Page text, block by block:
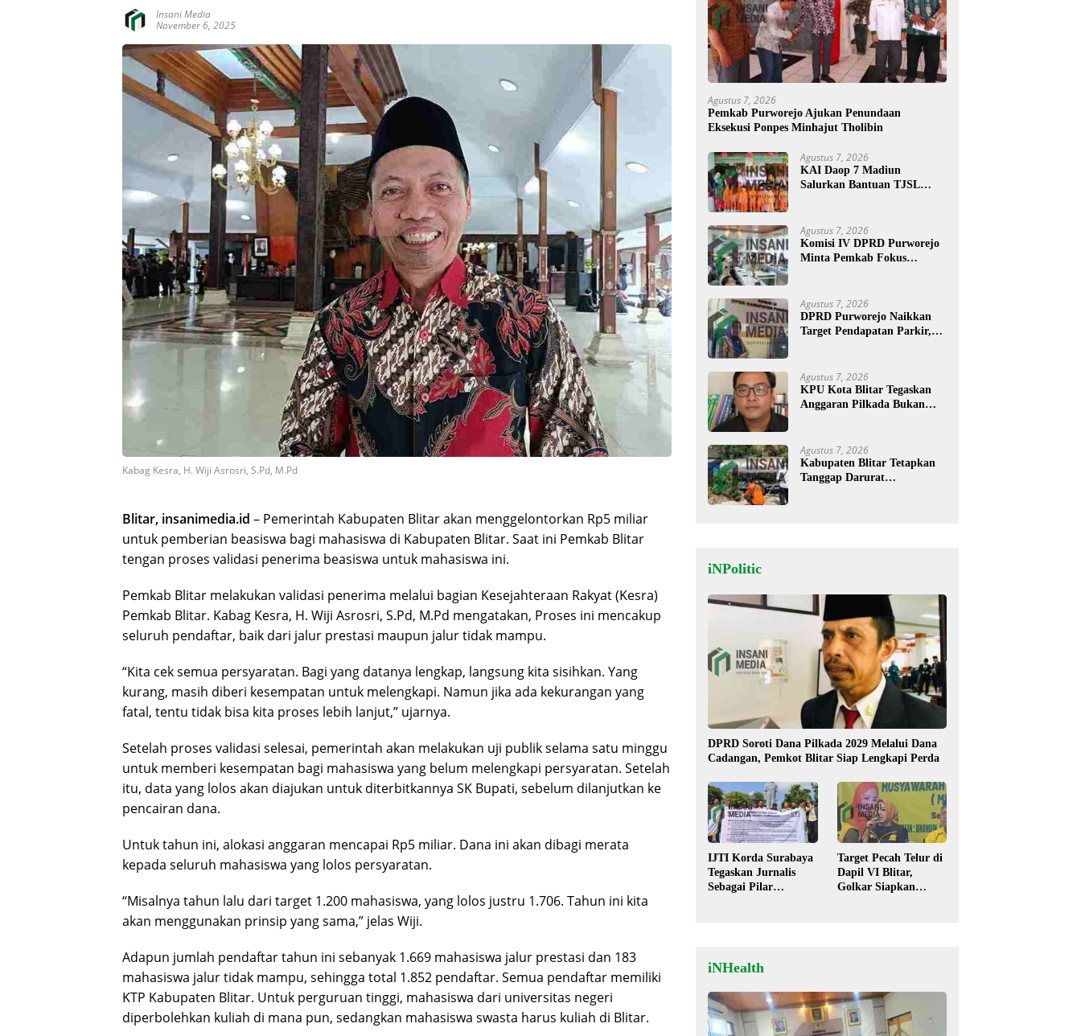
Insani Media
November 6, 2025
Kabag Kesra, H. Wiji Asrosri, S.Pd, M.Pd
Blitar, insanimedia.id – Pemerintah Kabupaten Blitar akan menggelontorkan Rp5 miliar
untuk pemberian beasiswa bagi mahasiswa di Kabupaten Blitar. Saat ini Pemkab Blitar
tengan proses validasi penerima beasiswa untuk mahasiswa ini.
Pemkab Blitar melakukan validasi penerima melalui bagian Kesejahteraan Rakyat (Kesra)
Pemkab Blitar. Kabag Kesra, H. Wiji Asrosri, S.Pd, M.Pd mengatakan, Proses ini mencakup
seluruh pendaftar, baik dari jalur prestasi maupun jalur tidak mampu.
“Kita cek semua persyaratan. Bagi yang datanya lengkap, langsung kita sisihkan. Yang
kurang, masih diberi kesempatan untuk melengkapi. Namun jika ada kekurangan yang
fatal, tentu tidak bisa kita proses lebih lanjut,” ujarnya.
Setelah proses validasi selesai, pemerintah akan melakukan uji publik selama satu minggu
untuk memberi kesempatan bagi mahasiswa yang belum melengkapi persyaratan. Setelah
itu, data yang lolos akan diajukan untuk diterbitkannya SK Bupati, sebelum dilanjutkan ke
pencairan dana.
Untuk tahun ini, alokasi anggaran mencapai Rp5 miliar. Dana ini akan dibagi merata
kepada seluruh mahasiswa yang lolos persyaratan.
“Misalnya tahun lalu dari target 1.200 mahasiswa, yang lolos justru 1.706. Tahun ini kita
akan menggunakan prinsip yang sama,” jelas Wiji.
Adapun jumlah pendaftar tahun ini sebanyak 1.669 mahasiswa jalur prestasi dan 183
mahasiswa jalur tidak mampu, sehingga total 1.852 pendaftar. Semua pendaftar memiliki
KTP Kabupaten Blitar. Untuk perguruan tinggi, mahasiswa dari universitas negeri
diperbolehkan kuliah di mana pun, sedangkan mahasiswa swasta harus kuliah di Blitar.
Agustus 7, 2026
Pemkab Purworejo Ajukan Penundaan
Eksekusi Ponpes Minhajut Tholibin
Agustus 7, 2026
KAI Daop 7 Madiun
Salurkan Bantuan TJSL
Budaya
Agustus 7, 2026
Komisi IV DPRD Purworejo
Minta Pemkab Fokus
Kemiskinan
Agustus 7, 2026
DPRD Purworejo Naikkan
Target Pendapatan Parkir,
Agustus 7, 2026
KPU Kota Blitar Tegaskan
Anggaran Pilkada Bukan
Agustus 7, 2026
Kabupaten Blitar Tetapkan
Tanggap Darurat
iNPolitic
DPRD Soroti Dana Pilkada 2029 Melalui Dana
Cadangan, Pemkot Blitar Siap Lengkapi Perda
IJTI Korda Surabaya
Tegaskan Jurnalis
Sebagai Pilar
Target Pecah Telur di
Dapil VI Blitar,
Golkar Siapkan
iNHealth